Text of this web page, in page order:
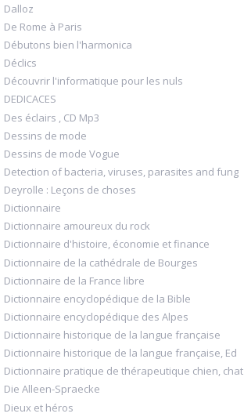
Dalloz
De Rome à Paris
Débutons bien l'harmonica
Déclics
Découvrir l'informatique pour les nuls
DEDICACES
Des éclairs , CD Mp3
Dessins de mode
Dessins de mode Vogue
Detection of bacteria, viruses, parasites and fung
Deyrolle : Leçons de choses
Dictionnaire
Dictionnaire amoureux du rock
Dictionnaire d'histoire, économie et finance
Dictionnaire de la cathédrale de Bourges
Dictionnaire de la France libre
Dictionnaire encyclopédique de la Bible
Dictionnaire encyclopédique des Alpes
Dictionnaire historique de la langue française
Dictionnaire historique de la langue française, Ed
Dictionnaire pratique de thérapeutique chien, chat
Die Alleen-Spraecke
Dieux et héros